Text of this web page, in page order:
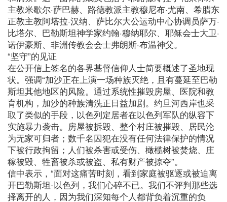
主教米歇尔·萨巴赫、路德教派主教穆尼布·尤南、希腊东
正教主教阿塔拉·汉纳、萨比尔大公运动中心协调员萨万·
比塔尔、巴勒斯坦神学家约翰·穆纳耶尔、耶稣会士大卫·
诺伊豪斯、非洲传教会会士弗朗斯·布温神父。
“坚守”的见证
在公开信上签名的各界基督信仰人士简要概述了圣地现
状。强调“加沙正在上演一场种族灭绝，且有蔓延至巴勒
斯坦其他地区的风险。通过系统性摧毁房屋、医院和教
育机构，加沙的种族清洗正日益加剧。约旦河西岸也采
取了类似的手段，以色列定居者在以色列军队的纵容下
实施暴力袭击。房屋被拆毁、整个村庄被摧毁、居民沦
为无家可归者；数千名囚犯在没有任何法律保护的情况
下被行政拘留；人们被杀害或受伤、橄榄树被焚烧、庄
稼被毁、牲畜被杀或被盗、私有财产被掠夺”。
信中表示，“面对这痛苦时刻，看到家庭被驱逐或被迫离
开巴勒斯坦-以色列，我们心碎不已。我们不评判那些选
择离开的人，因为我们深知每个人都背负着沉重的负